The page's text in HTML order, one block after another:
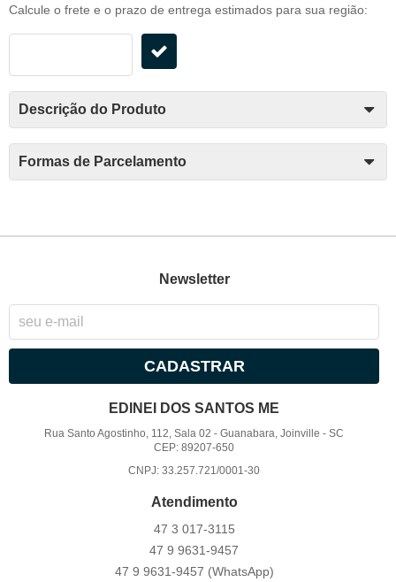
Calcule o frete e o prazo de entrega estimados para sua região:
Descrição do Produto
Formas de Parcelamento
Newsletter
CADASTRAR
EDINEI DOS SANTOS ME
Rua Santo Agostinho, 112, Sala 02 -Guanabara, Joinville -SC
CEP: 89207-650
CNPJ: 33.257.721/0001-30
Atendimento
47 3 017-3115
47 9 9631-9457
47 9 9631-9457 (WhatsApp)